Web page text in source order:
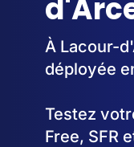
À Lacour-
déployée
Testez
Free, SFR